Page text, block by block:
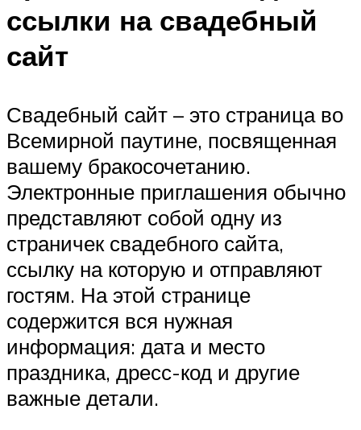
ссылки на свадебный
сайт
Свадебный сайт – это страница во
Всемирной паутине, посвященная
вашему бракосочетанию.
Электронные приглашения обычно
представляют собой одну из
страничек свадебного сайта,
ссылку на которую и отправляют
гостям. На этой странице
содержится вся нужная
информация: дата и место
праздника, дресс-код и другие
важные детали.